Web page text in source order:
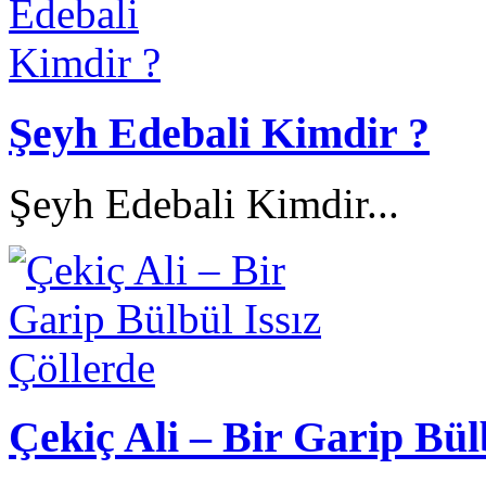
Şeyh Edebali Kimdir ?
Şeyh Edebali Kimdir...
Çekiç Ali – Bir Garip